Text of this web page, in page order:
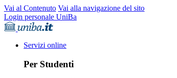
Vai al Contenuto Vai alla navigazione del sito
Login personale UniBa
Servizi online
Per Studenti